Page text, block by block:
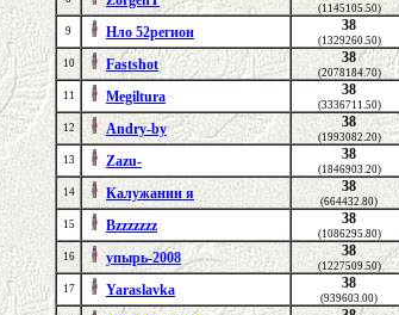
(1145105.50)
9 Нло 52регион 38
(1329260.50)
10 Fastshot 38
(2078184.70)
11 Megiltura 38
(3336711.50)
12 Andry-by 38
(1993082.20)
13 Zazu- 38
(1846903.20)
14 Калужанин я 38
(664432.80)
15 Bzzzzzzz 38
(1086295.80)
16 упырь-2008 38
(1227509.50)
17 Yaraslavka 38
(939603.00)